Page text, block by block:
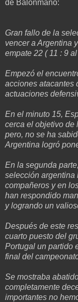
de Balonmano:
Gran fallo de la
vencer a Argentina
empate 22 ( 11 : 9
Empezó el
acciones atacantes
actuaciones
En el minuto 15,
cerca el objetivo de
pero, no se ha
Argentina logró
En la segunda
selección argentina
compañeros y en
han respondido
y logrando un
Después de este
cuarto puesto del
Portugal un partido
final del
Se mostraba
completamente
importantes no